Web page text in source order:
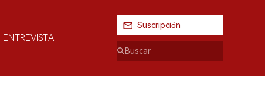
ENTREVISTA
Suscripción